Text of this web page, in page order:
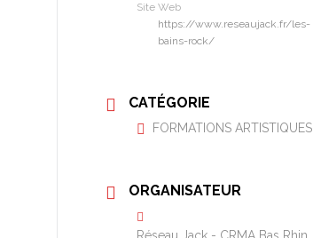
Site Web
https://www.reseaujack.fr/les-
bains-rock/
CATÉGORIE
FORMATIONS ARTISTIQUES
ORGANISATEUR